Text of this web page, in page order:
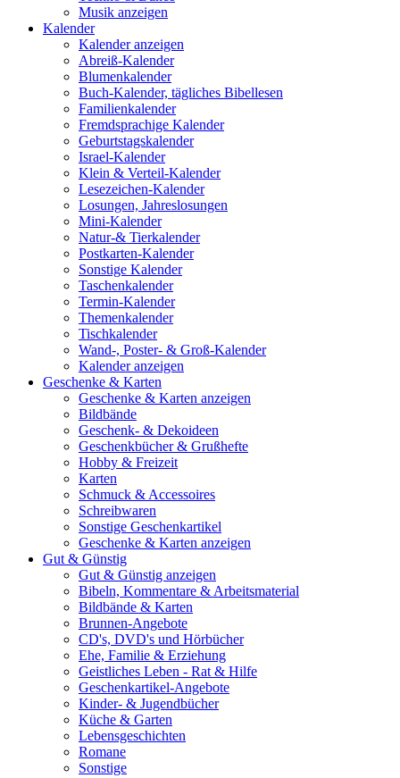
Musik anzeigen
Kalender
Kalender anzeigen
Abreiß-Kalender
Blumenkalender
Buch-Kalender, tägliches Bibellesen
Familienkalender
Fremdsprachige Kalender
Geburtstagskalender
Israel-Kalender
Klein & Verteil-Kalender
Lesezeichen-Kalender
Losungen, Jahreslosungen
Mini-Kalender
Natur-& Tierkalender
Postkarten-Kalender
Sonstige Kalender
Taschenkalender
Termin-Kalender
Themenkalender
Tischkalender
Wand-, Poster- & Groß-Kalender
Kalender anzeigen
Geschenke & Karten
Geschenke & Karten anzeigen
Bildbände
Geschenk- & Dekoideen
Geschenkbücher & Grußhefte
Hobby & Freizeit
Karten
Schmuck & Accessoires
Schreibwaren
Sonstige Geschenkartikel
Geschenke & Karten anzeigen
Gut & Günstig
Gut & Günstig anzeigen
Bibeln, Kommentare & Arbeitsmaterial
Bildbände & Karten
Brunnen-Angebote
CD's, DVD's und Hörbücher
Ehe, Familie & Erziehung
Geistliches Leben - Rat & Hilfe
Geschenkartikel-Angebote
Kinder- & Jugendbücher
Küche & Garten
Lebensgeschichten
Romane
Sonstige